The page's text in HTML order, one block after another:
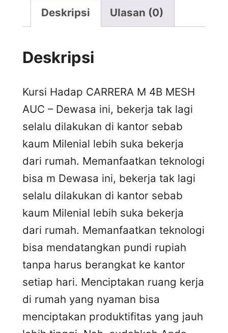
Deskripsi
Ulasan (0)
Deskripsi
Kursi Hadap CARRERA M 4B MESH
AUC – Dewasa ini, bekerja tak lagi
selalu dilakukan di kantor sebab
kaum Milenial lebih suka bekerja
dari rumah. Memanfaatkan teknologi
bisa m Dewasa ini, bekerja tak lagi
selalu dilakukan di kantor sebab
kaum Milenial lebih suka bekerja
dari rumah. Memanfaatkan teknologi
bisa mendatangkan pundi rupiah
tanpa harus berangkat ke kantor
setiap hari. Menciptakan ruang kerja
di rumah yang nyaman bisa
menciptakan produktifitas yang jauh